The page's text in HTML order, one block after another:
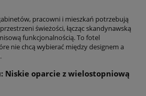
pracowni i mieszkań potrzebują
świeżości, łącząc skandynawską
funkcjonalnością. To fotel
nie chcą wybierać między designem a
Niskie oparcie z wielostopniową